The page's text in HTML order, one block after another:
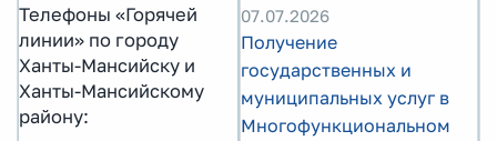
Телефоны «Горячей
линии» по городу
Ханты-Мансийску и
Ханты-Мансийскому
району:
07.07.2026
Получение
государственных и
муниципальных услуг в
Многофункциональном